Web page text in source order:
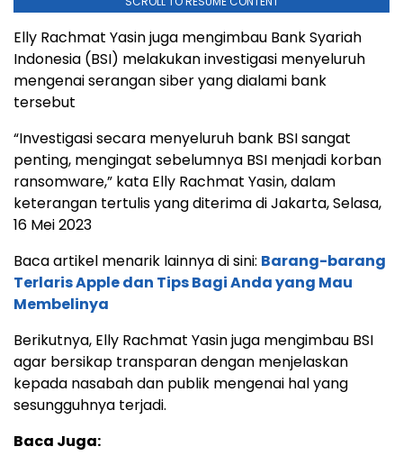
Elly Rachmat Yasin juga mengimbau Bank Syariah
Indonesia (BSI) melakukan investigasi menyeluruh
mengenai serangan siber yang dialami bank
tersebut
“Investigasi secara menyeluruh bank BSI sangat
penting, mengingat sebelumnya BSI menjadi korban
ransomware,” kata Elly Rachmat Yasin, dalam
keterangan tertulis yang diterima di Jakarta, Selasa,
16 Mei 2023
Baca artikel menarik lainnya di sini: Barang-barang
Terlaris Apple dan Tips Bagi Anda yang Mau
Membelinya
Berikutnya, Elly Rachmat Yasin juga mengimbau BSI
agar bersikap transparan dengan menjelaskan
kepada nasabah dan publik mengenai hal yang
sesungguhnya terjadi.
Baca Juga: